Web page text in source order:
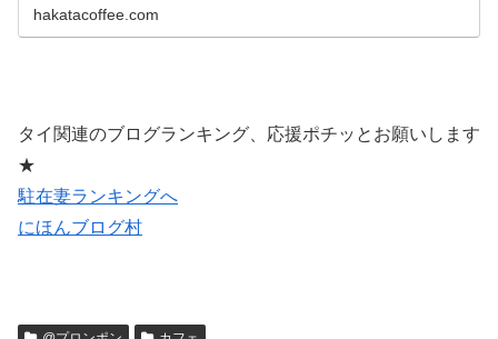
hakatacoffee.com
タイ関連のブログランキング、応援ポチッとお願いします
★
駐在妻ランキングへ
にほんブログ村